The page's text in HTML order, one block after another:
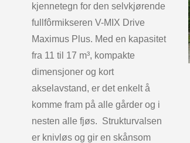
kjennetegn for den selvkjørende
fullfôrmikseren V-MIX Drive
Maximus Plus. Med en kapasitet
fra 11 til 17 m³, kompakte
dimensjoner og kort
akselavstand, er det enkelt å
komme fram på alle gårder og i
nesten alle fjøs. Strukturvalsen
er knivløs og gir en skånsom